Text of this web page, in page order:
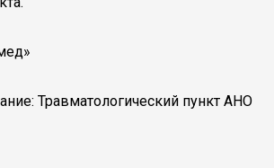
Травматологический пункт АНО